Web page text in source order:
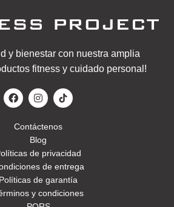
y bienestar con nuestra amplia
fitness y cuidado personal!
Contáctenos
Blog
de privacidad
de entrega
Políticas de garantía
y condiciones